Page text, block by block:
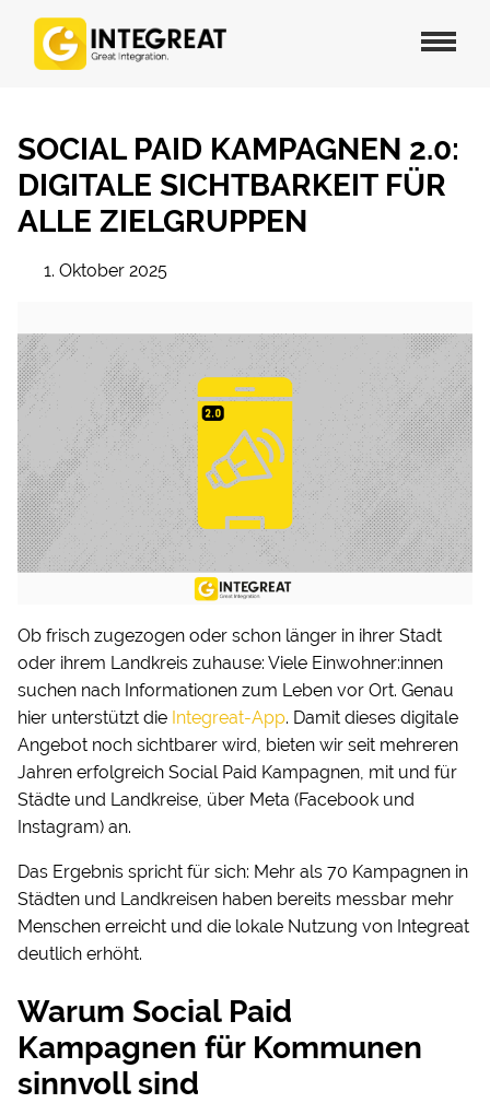
SOCIAL PAID KAMPAGNEN 2.0:
DIGITALE SICHTBARKEIT FÜR
ALLE ZIELGRUPPEN
1. Oktober 2025
Ob frisch zugezogen oder schon länger in ihrer Stadt
oder ihrem Landkreis zuhause: Viele Einwohner:innen
suchen nach Informationen zum Leben vor Ort. Genau
hier unterstützt die Integreat-App. Damit dieses digitale
Angebot noch sichtbarer wird, bieten wir seit mehreren
Jahren erfolgreich Social Paid Kampagnen, mit und für
Städte und Landkreise, über Meta (Facebook und
Instagram) an.
Das Ergebnis spricht für sich: Mehr als 70 Kampagnen in
Städten und Landkreisen haben bereits messbar mehr
Menschen erreicht und die lokale Nutzung von Integreat
deutlich erhöht.
Warum Social Paid
Kampagnen für Kommunen
sinnvoll sind